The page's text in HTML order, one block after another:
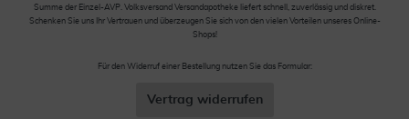
Summe der Einzel-AVP. Volksversand Versandapotheke liefert schnell, zuverlässig und diskret.
Schenken Sie uns Ihr Vertrauen und überzeugen Sie sich von den vielen Vorteilen unseres Online-
Shops!
Für den Widerruf einer Bestellung nutzen Sie das Formular:
Vertrag widerrufen